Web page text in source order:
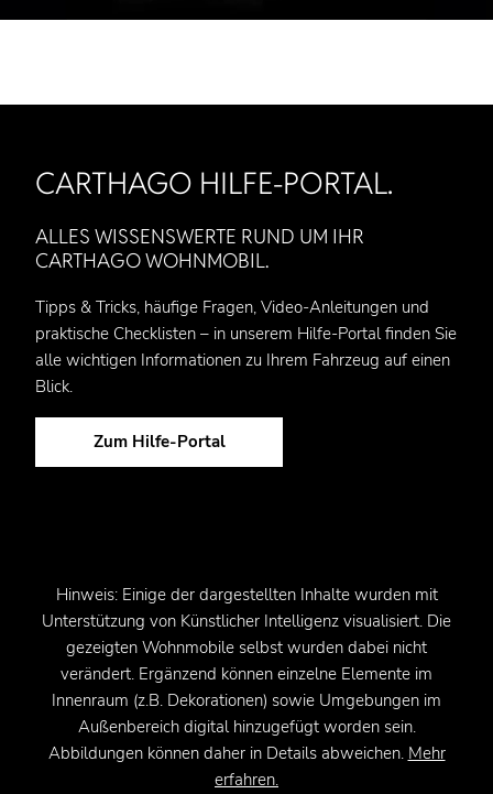
CARTHAGO HILFE-PORTAL.
ALLES WISSENSWERTE RUND UM IHR
CARTHAGO WOHNMOBIL.
Tipps & Tricks, häufige Fragen, Video-Anleitungen und
praktische Checklisten – in unserem Hilfe‑Portal finden Sie
alle wichtigen Informationen zu Ihrem Fahrzeug auf einen
Blick.
Zum Hilfe-Portal
Hinweis: Einige der dargestellten Inhalte wurden mit
Unterstützung von Künstlicher Intelligenz visualisiert. Die
gezeigten Wohnmobile selbst wurden dabei nicht
verändert. Ergänzend können einzelne Elemente im
Innenraum (z.B. Dekorationen) sowie Umgebungen im
Außenbereich digital hinzugefügt worden sein.
Abbildungen können daher in Details abweichen. Mehr
erfahren.